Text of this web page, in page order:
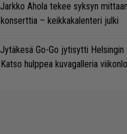
Jarkko Ahola tekee syksyn
konserttia – keikkakalenteri julki
Jytäkesä Go-Go jytisytti Helsingin
Katso hulppea kuvagalleria